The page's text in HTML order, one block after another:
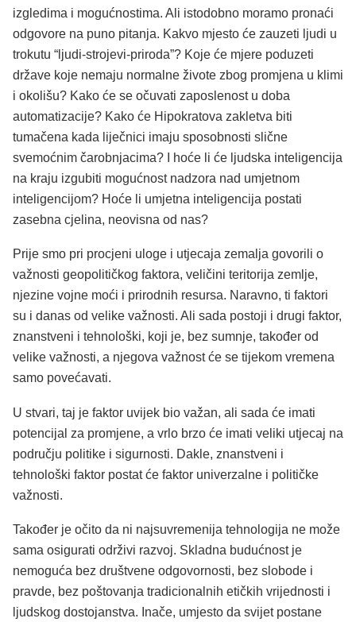
izgledima i mogućnostima. Ali istodobno moramo pronaći
odgovore na puno pitanja. Kakvo mjesto će zauzeti ljudi u
trokutu “ljudi-strojevi-priroda”? Koje će mjere poduzeti
države koje nemaju normalne živote zbog promjena u klimi
i okolišu? Kako će se očuvati zaposlenost u doba
automatizacije? Kako će Hipokratova zakletva biti
tumačena kada liječnici imaju sposobnosti slične
svemoćnim čarobnjacima? I hoće li će ljudska inteligencija
na kraju izgubiti mogućnost nadzora nad umjetnom
inteligencijom? Hoće li umjetna inteligencija postati
zasebna cjelina, neovisna od nas?
Prije smo pri procjeni uloge i utjecaja zemalja govorili o
važnosti geopolitičkog faktora, veličini teritorija zemlje,
njezine vojne moći i prirodnih resursa. Naravno, ti faktori
su i danas od velike važnosti. Ali sada postoji i drugi faktor,
znanstveni i tehnološki, koji je, bez sumnje, također od
velike važnosti, a njegova važnost će se tijekom vremena
samo povećavati.
U stvari, taj je faktor uvijek bio važan, ali sada će imati
potencijal za promjene, a vrlo brzo će imati veliki utjecaj na
području politike i sigurnosti. Dakle, znanstveni i
tehnološki faktor postat će faktor univerzalne i političke
važnosti.
Također je očito da ni najsuvremenija tehnologija ne može
sama osigurati održivi razvoj. Skladna budućnost je
nemoguća bez društvene odgovornosti, bez slobode i
pravde, bez poštovanja tradicionalnih etičkih vrijednosti i
ljudskog dostojanstva. Inače, umjesto da svijet postane